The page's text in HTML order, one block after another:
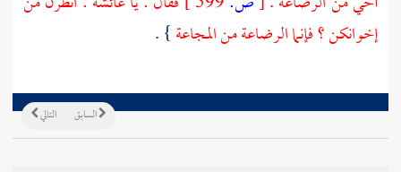
إخوانكن ؟ فإنما الرضاعة من المجاعة} .
التالي السابق